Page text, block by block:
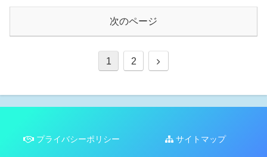
次のページ
1 2
プライバシーポリシー サイトマップ